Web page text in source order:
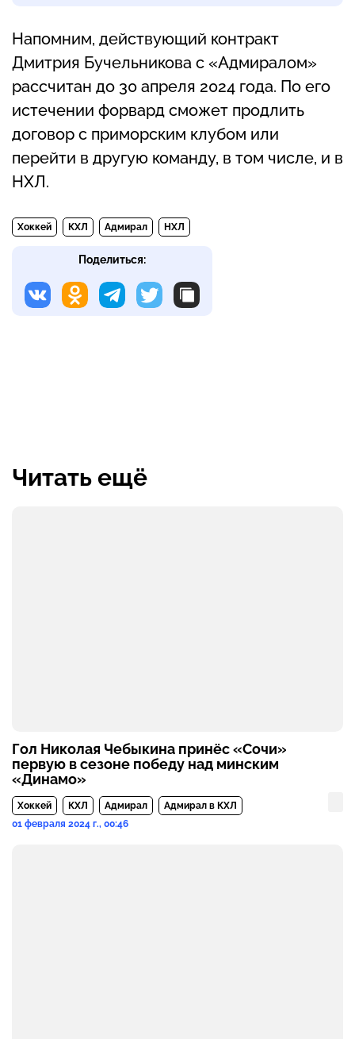
Напомним, действующий контракт
Дмитрия Бучельникова с «Адмиралом»
рассчитан до 30 апреля 2024 года. По его
истечении форвард сможет продлить
договор с приморским клубом или
перейти в другую команду, в том числе, и в
НХЛ.
Хоккей КХЛ Адмирал НХЛ
Поделиться:
Читать ещё
Гол Николая Чебыкина принёс «Сочи»
первую в сезоне победу над минским
«Динамо»
Хоккей КХЛ Адмирал
Адмирал в КХЛ
01 февраля 2024 г., 00:46